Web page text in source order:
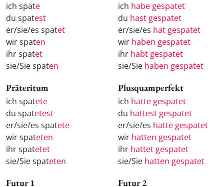
ich spate
du spatest
er/sie/es spatet
wir spaten
ihr spatet
sie/Sie spaten
ich habe gespatet
du hast gespatet
er/sie/es hat gespatet
wir haben gespatet
ihr habt gespatet
sie/Sie haben gespatet
Präteritum
ich spatete
du spatetest
er/sie/es spatete
wir spateten
ihr spatetet
sie/Sie spateten
Plusquamperfekt
ich hatte gespatet
du hattest gespatet
er/sie/es hatte gespatet
wir hatten gespatet
ihr hattet gespatet
sie/Sie hatten gespatet
Futur 1 Futur 2